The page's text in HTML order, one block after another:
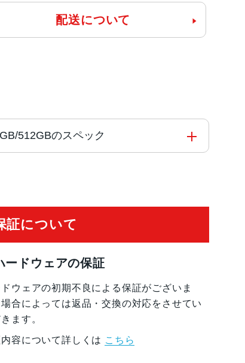
配送について
512GBのスペック
した10コアCPU
証について
ードウェアの保証
ウェアの初期不良による保証がございま
合によっては返品・交換の対応をさせてい
ます。
容について詳しくは こちら